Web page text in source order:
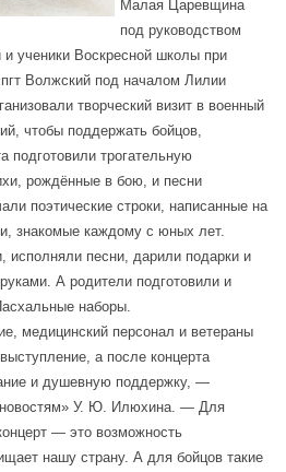
Малая Царевщина
под руководством
ученики Воскресной школы при
Волжский под началом Лилии
творческий визит в военный
чтобы поддержать бойцов,
подготовили трогательную
рождённые в бою, и песни
поэтические строки, написанные на
знакомые каждому с юных лет.
исполняли песни, дарили подарки и
А родители подготовили и
наборы.
медицинский персонал и ветераны
а после концерта
и душевную поддержку, —
новостям» У. Ю. Илюхина. — Для
— это возможность
нашу страну. А для бойцов такие